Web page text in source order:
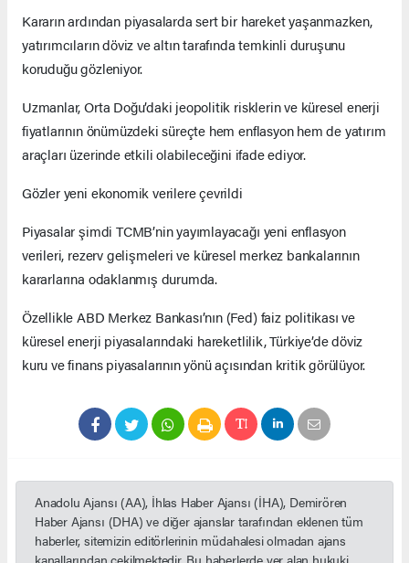
Kararın ardından piyasalarda sert bir hareket yaşanmazken,
yatırımcıların döviz ve altın tarafında temkinli duruşunu
koruduğu gözleniyor.
Uzmanlar, Orta Doğu’daki jeopolitik risklerin ve küresel enerji
fiyatlarının önümüzdeki süreçte hem enflasyon hem de yatırım
araçları üzerinde etkili olabileceğini ifade ediyor.
Gözler yeni ekonomik verilere çevrildi
Piyasalar şimdi TCMB’nin yayımlayacağı yeni enflasyon
verileri, rezerv gelişmeleri ve küresel merkez bankalarının
kararlarına odaklanmış durumda.
Özellikle ABD Merkez Bankası’nın (Fed) faiz politikası ve
küresel enerji piyasalarındaki hareketlilik, Türkiye’de döviz
kuru ve finans piyasalarının yönü açısından kritik görülüyor.
Anadolu Ajansı (AA), İhlas Haber Ajansı (İHA), Demirören
Haber Ajansı (DHA) ve diğer ajanslar tarafından eklenen tüm
haberler, sitemizin editörlerinin müdahalesi olmadan ajans
kanallarından çekilmektedir. Bu haberlerde yer alan hukuki